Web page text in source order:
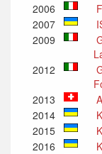
2006
2007
2009
2012
2013
2014
2015
2016